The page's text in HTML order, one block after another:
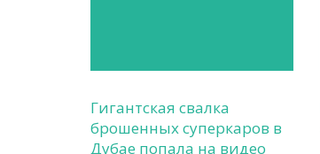
Гигантская свалка
брошенных суперкаров в
Дубае попала на видео